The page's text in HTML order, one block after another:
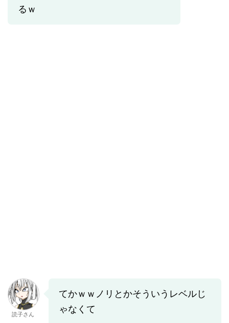
るｗ
読子さん
てかｗｗノリとかそういうレベルじ
ゃなくて